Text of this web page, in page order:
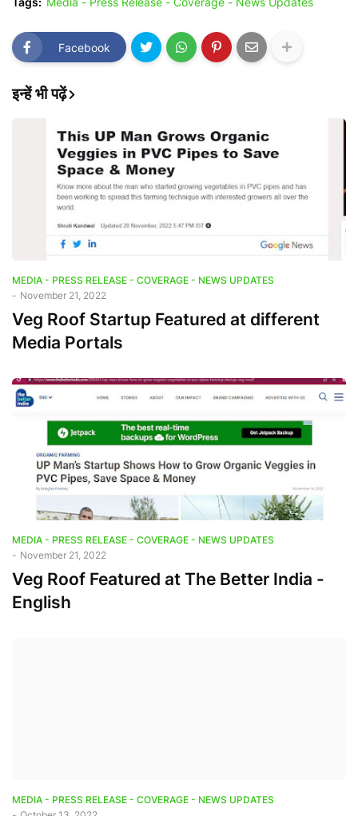
Facebook
इन्हें भी पढ़ें
MEDIA - PRESS RELEASE - COVERAGE - NEWS UPDATES
- November 21, 2022
Veg Roof Startup Featured at different
Media Portals
MEDIA - PRESS RELEASE - COVERAGE - NEWS UPDATES
- November 21, 2022
Veg Roof Featured at The Better India -
English
MEDIA - PRESS RELEASE - COVERAGE - NEWS UPDATES